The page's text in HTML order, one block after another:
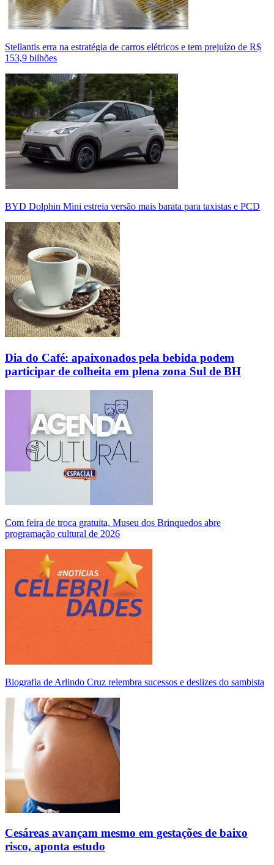
Stellantis erra na estratégia de carros elétricos e tem prejuízo de R$
153,9 bilhões
BYD Dolphin Mini estreia versão mais barata para taxistas e PCD
Dia do Café: apaixonados pela bebida podem
participar de colheita em plena zona Sul de BH
Com feira de troca gratuita, Museu dos Brinquedos abre
programação cultural de 2026
Biografia de Arlindo Cruz relembra sucessos e deslizes do sambista
Cesáreas avançam mesmo em gestações de baixo
risco, aponta estudo